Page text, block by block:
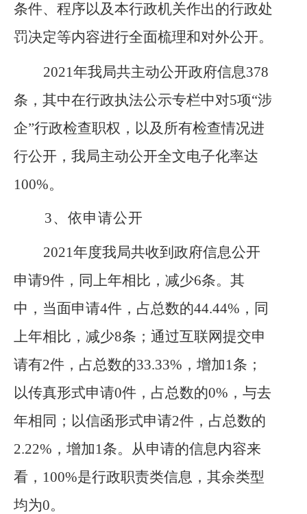
条件、程序以及本行政机关作出的行政处
罚决定等内容进行全面梳理和对外公开。
2021年我局共主动公开政府信息378
条，其中在行政执法公示专栏中对5项“涉
企”行政检查职权，以及所有检查情况进
行公开，我局主动公开全文电子化率达
100%。
3、 依申请公开
2021年度我局共收到政府信息公开
申请9件，同上年相比，减少6条。其
中，当面申请4件，占总数的44.44%，同
上年相比，减少8条；通过互联网提交申
请有2件，占总数的33.33%，增加1条；
以传真形式申请0件，占总数的0%，与去
年相同；以信函形式申请2件，占总数的
2.22%，增加1条。从申请的信息内容来
看，100%是行政职责类信息，其余类型
均为0。